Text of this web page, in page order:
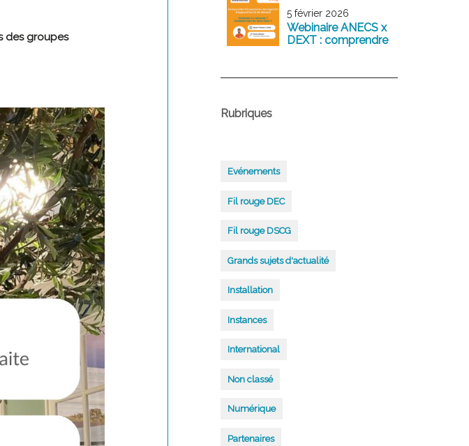
des groupes
5 février 2026
Webinaire ANECS x
DEXT : comprendre
comptables
Rubriques
Evénements
Fil rouge DEC
Fil rouge DSCG
Grands sujets d'actualité
Installation
Instances
International
Non classé
Numérique
Partenaires